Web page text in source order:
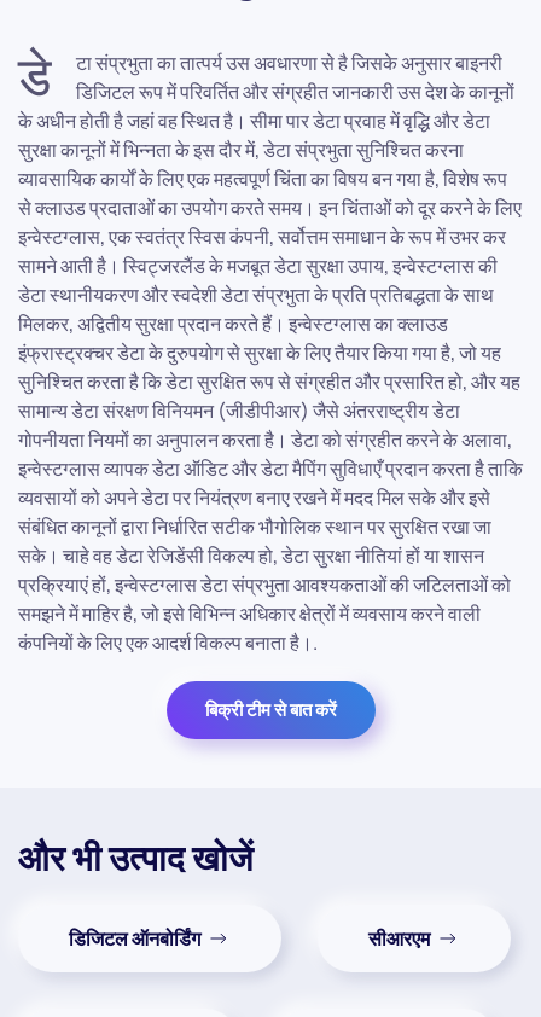
डे
टा संप्रभुता का तात्पर्य उस अवधारणा से है जिसके अनुसार बाइनरी
डिजिटल रूप में परिवर्तित और संग्रहीत जानकारी उस देश के कानूनों
के अधीन होती है जहां वह स्थित है। सीमा पार डेटा प्रवाह में वृद्धि और डेटा
सुरक्षा कानूनों में भिन्नता के इस दौर में, डेटा संप्रभुता सुनिश्चित करना
व्यावसायिक कार्यों के लिए एक महत्वपूर्ण चिंता का विषय बन गया है, विशेष रूप
से क्लाउड प्रदाताओं का उपयोग करते समय। इन चिंताओं को दूर करने के लिए
इन्वेस्टग्लास, एक स्वतंत्र स्विस कंपनी, सर्वोत्तम समाधान के रूप में उभर कर
सामने आती है। स्विट्जरलैंड के मजबूत डेटा सुरक्षा उपाय, इन्वेस्टग्लास की
डेटा स्थानीयकरण और स्वदेशी डेटा संप्रभुता के प्रति प्रतिबद्धता के साथ
मिलकर, अद्वितीय सुरक्षा प्रदान करते हैं। इन्वेस्टग्लास का क्लाउड
इंफ्रास्ट्रक्चर डेटा के दुरुपयोग से सुरक्षा के लिए तैयार किया गया है, जो यह
सुनिश्चित करता है कि डेटा सुरक्षित रूप से संग्रहीत और प्रसारित हो, और यह
सामान्य डेटा संरक्षण विनियमन (जीडीपीआर) जैसे अंतरराष्ट्रीय डेटा
गोपनीयता नियमों का अनुपालन करता है। डेटा को संग्रहीत करने के अलावा,
इन्वेस्टग्लास व्यापक डेटा ऑडिट और डेटा मैपिंग सुविधाएँ प्रदान करता है ताकि
व्यवसायों को अपने डेटा पर नियंत्रण बनाए रखने में मदद मिल सके और इसे
संबंधित कानूनों द्वारा निर्धारित सटीक भौगोलिक स्थान पर सुरक्षित रखा जा
सके। चाहे वह डेटा रेजिडेंसी विकल्प हो, डेटा सुरक्षा नीतियां हों या शासन
प्रक्रियाएं हों, इन्वेस्टग्लास डेटा संप्रभुता आवश्यकताओं की जटिलताओं को
समझने में माहिर है, जो इसे विभिन्न अधिकार क्षेत्रों में व्यवसाय करने वाली
कंपनियों के लिए एक आदर्श विकल्प बनाता है।.
बिक्री टीम से बात करें
और भी उत्पाद खोजें
डिजिटल ऑनबोर्डिंग सीआरएम